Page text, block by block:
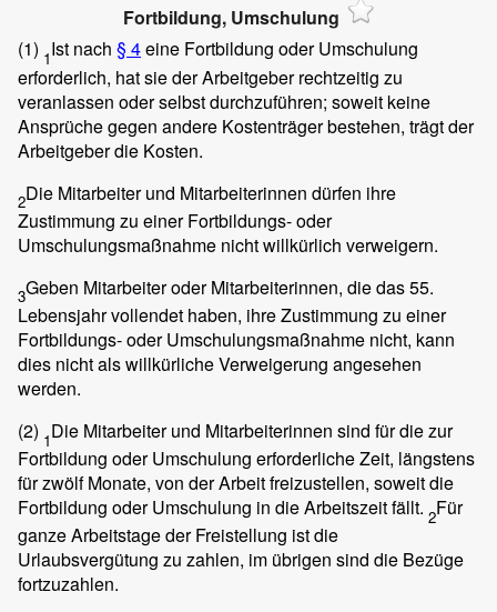
Fortbildung, Umschulung
(1) 1Ist nach § 4eine Fortbildung oder Umschulung
erforderlich, hat sie der Arbeitgeber rechtzeitig zu
veranlassen oder selbst durchzuführen; soweit keine
Ansprüche gegen andere Kostenträger bestehen, trägt der
Arbeitgeber die Kosten.
2Die Mitarbeiter und Mitarbeiterinnen dürfen ihre
Zustimmung zu einer Fortbildungs- oder
Umschulungsmaßnahme nicht willkürlich verweigern.
3Geben Mitarbeiter oder Mitarbeiterinnen, die das 55.
Lebensjahr vollendet haben, ihre Zustimmung zu einer
Fortbildungs- oder Umschulungsmaßnahme nicht, kann
dies nicht als willkürliche Verweigerung angesehen
werden.
(2) 1Die Mitarbeiter und Mitarbeiterinnen sind für die zur
Fortbildung oder Umschulung erforderliche Zeit, längstens
für zwölf Monate, von der Arbeit freizustellen, soweit die
Fortbildung oder Umschulung in die Arbeitszeit fällt. 2Für
ganze Arbeitstage der Freistellung ist die
Urlaubsvergütung zu zahlen, im übrigen sind die Bezüge
fortzuzahlen.